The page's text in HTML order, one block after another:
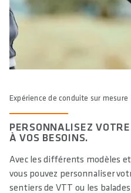
Expérience de conduite sur mesure
PERSONNALISEZ
À VOS BESOINS.
Avec les différents modèles
vous pouvez personnaliser
sentiers de VTT ou les